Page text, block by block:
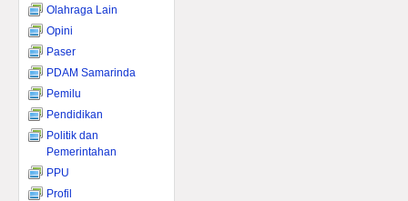
Olahraga Lain
Opini
Paser
PDAM Samarinda
Pemilu
Pendidikan
Politik dan
Pemerintahan
PPU
Profil